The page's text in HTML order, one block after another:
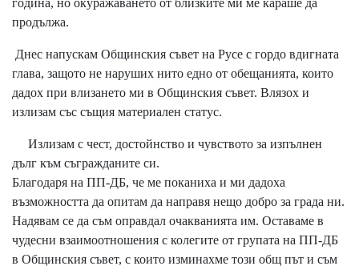
продължа.
Днес напускам Общинския съвет на Русе с гордо вдигната
глава, защото не наруших нито едно от обещанията, които
дадох при влизането ми в Общинския съвет. Влязох и
излизам със същия материален статус.
Излизам с чест, достойнство и чувството за изпълнен
дълг към съгражданите си.
Благодаря на ПП-ДБ, че ме поканиха и ми дадоха
възможността да опитам да направя нещо добро за града ни.
Надявам се да съм оправдал очакванията им. Оставаме в
чудесни взаимоотношения с колегите от групата на ПП-ДБ
в Общинския съвет, с които изминахме този общ път и съм